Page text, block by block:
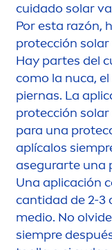
cuidado solar
Por esta razón,
protección
Hay partes del
como la nuca,
piernas. La
protección
para una
aplícalos
asegurarte una
Una aplicación
cantidad de 2-3
medio. No
siempre